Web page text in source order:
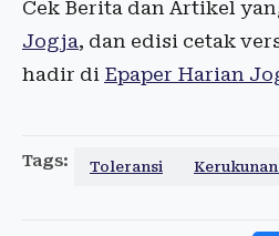
Cek Berita dan Artikel
Jogja, dan edisi cetak
hadir di Epaper Harian
Tags: Toleransi